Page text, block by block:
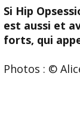
Si Hip
est aussi et
forts, qui
Photos : ©